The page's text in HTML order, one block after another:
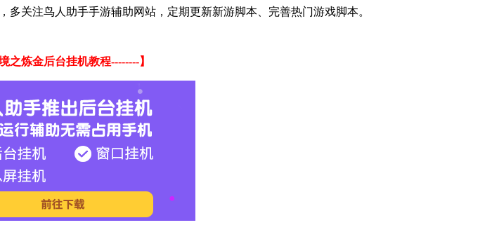
关注鸟人助手手游辅助网站，定期更新新游脚本、完善热门游戏脚本。
之炼金后台挂机教程--------】